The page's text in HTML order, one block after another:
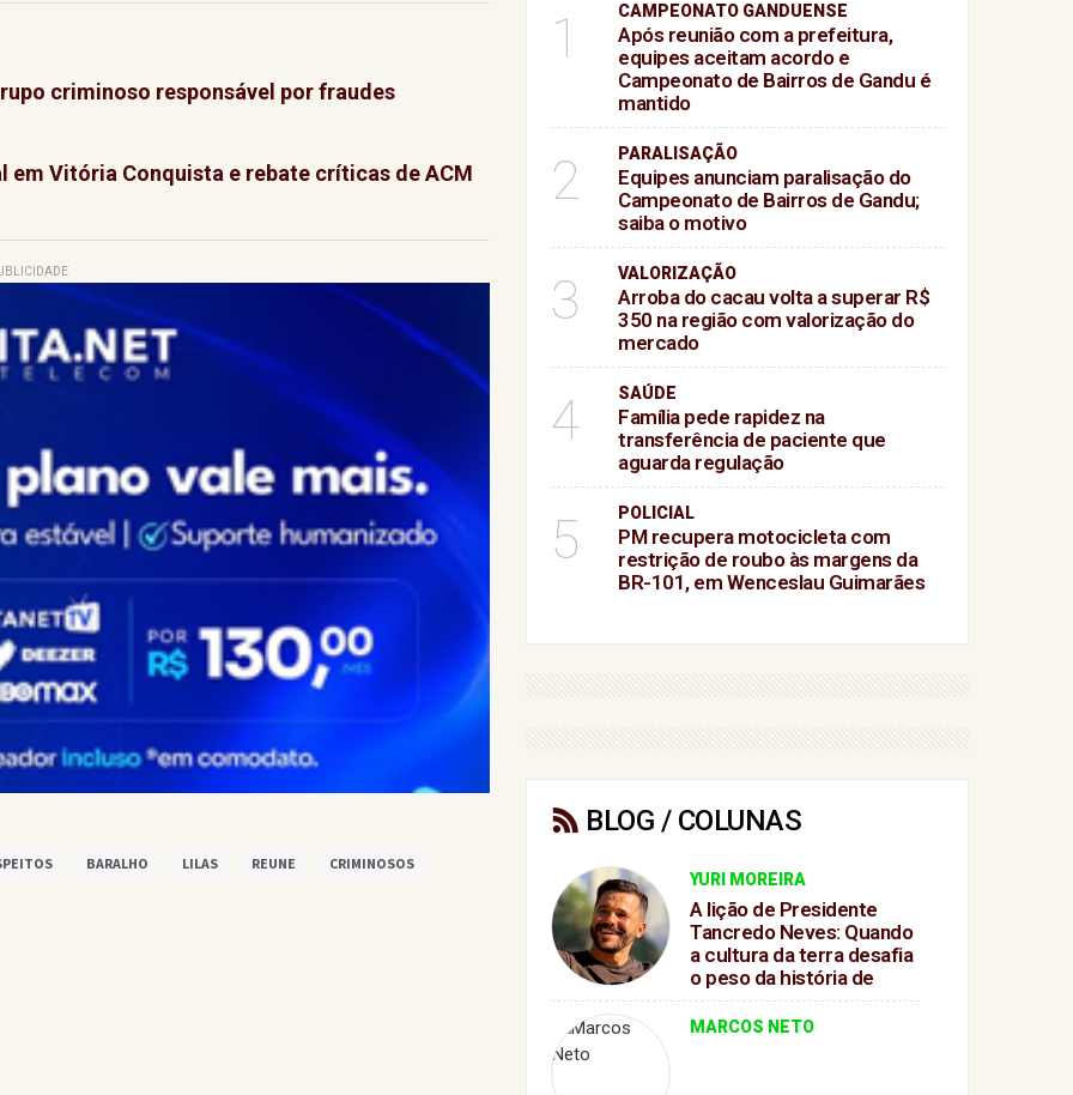
criminoso responsável por fraudes
Vitória Conquista e rebate críticas de ACM
BARALHO LILAS REUNE CRIMINOSOS
1 CAMPEONATO GANDUENSE
Após reunião com a prefeitura,
equipes aceitam acordo e
Campeonato de Bairros de Gandu é
mantido
2 PARALISAÇÃO
Equipes anunciam paralisação do
Campeonato de Bairros de Gandu;
saiba o motivo
3 VALORIZAÇÃO
Arroba do cacau volta a superar R$
350 na região com valorização do
mercado
4 SAÚDE
Família pede rapidez na
transferência de paciente que
aguarda regulação
5 POLICIAL
PM recupera motocicleta com
restrição de roubo às margens da
BR-101, em Wenceslau Guimarães
BLOG / COLUNAS
YURI MOREIRA
A lição de Presidente
Tancredo Neves: Quando
a cultura da terra desafia
o peso da história de
GanduA lição de
Presidente Tancredo
MARCOS NETO